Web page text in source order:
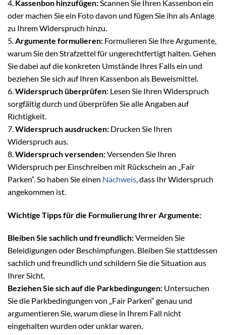
4. Kassenbon hinzufügen:Scannen Sie Ihren Kassenbon ein
oder machen Sie ein Foto davon und fügen Sie ihn als Anlage
zu Ihrem Widerspruch hinzu.
5.Argumente formulieren: Formulieren Sie Ihre Argumente,
warum Sie den Strafzettel für ungerechtfertigt halten. Gehen
Sie dabei auf die konkreten Umstände Ihres Falls ein und
beziehen Sie sich auf Ihren Kassenbon als Beweismittel.
6.Widerspruch überprüfen: Lesen Sie Ihren Widerspruch
sorgfältig durch und überprüfen Sie alle Angaben auf
Richtigkeit.
7.Widerspruch ausdrucken: Drucken Sie Ihren
Widerspruch aus.
8.Widerspruch versenden:Versenden Sie Ihren
Widerspruch per Einschreiben mit Rückschein an „Fair
Parken“. So haben Sie einen Nachweis, dass Ihr Widerspruch
angekommen ist.
Wichtige Tipps für die Formulierung Ihrer Argumente:
Bleiben Sie sachlich und freundlich:Vermeiden Sie
Beleidigungen oder Beschimpfungen. Bleiben Sie stattdessen
sachlich und freundlich und schildern Sie die Situation aus
Ihrer Sicht.
Beziehen Sie sich auf die Parkbedingungen: Untersuchen
Sie die Parkbedingungen von „Fair Parken“ genau und
argumentieren Sie, warum diese in Ihrem Fall nicht
eingehalten wurden oder unklar waren.